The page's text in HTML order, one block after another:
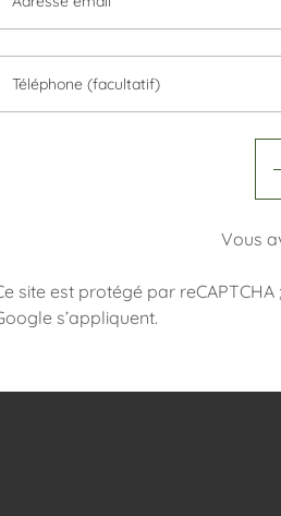
Vous
site est protégé par reCAPTCHA
s’appliquent.